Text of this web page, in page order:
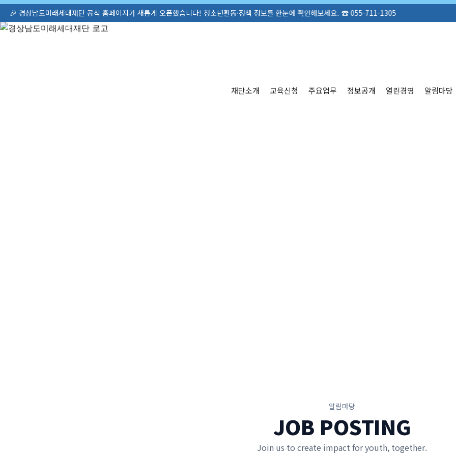
단 공식 홈페이지가 새롭게 오픈했습니다! 청소년활동·정책 정보를 한눈에 확인해보세요. ☎ 055-711-1305
재단소개 교육신청 주요업무 정보공개 열린경영 알림마당
알림마당
JOB POSTING
Join us to create impact for youth, together.